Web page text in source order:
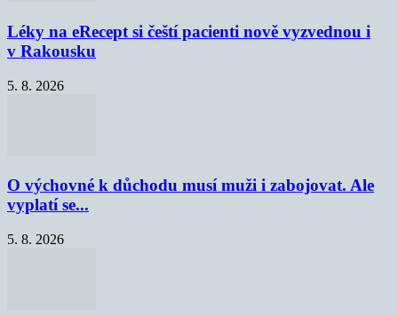
Léky na eRecept si čeští pacienti nově vyzvednou i
v Rakousku
5. 8. 2026
O výchovné k důchodu musí muži i zabojovat. Ale
vyplatí se...
5. 8. 2026